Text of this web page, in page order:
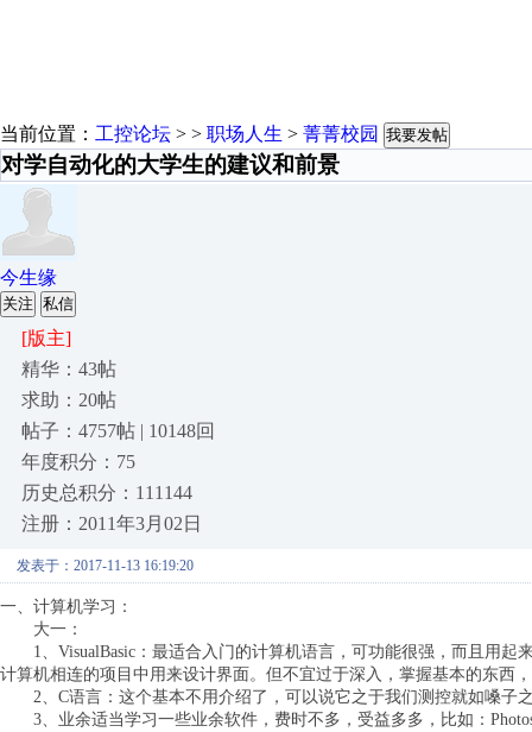
当前位置： 工控论坛 > > 职场人生 > 菁菁校园 我要发帖
对学自动化的大学生的建议和前景
今生缘
关注 私信
[版主]
精华：43帖
求助：20帖
帖子：4757帖 | 10148回
年度积分：75
历史总积分：111144
注册：2011年3月02日
发表于：2017-11-13 16:19:20
一、计算机学习：
大一：
1、VisualBasic：最适合入门的计算机语言，可功能很强，而且用起
计算机相连的项目中用来设计界面。但不宜过于深入，掌握基本的东西
2、C语言：这个基本不用介绍了，可以说它之于我们测控就如嗓子
3、业余适当学习一些业余软件，费时不多，受益多多，比如：